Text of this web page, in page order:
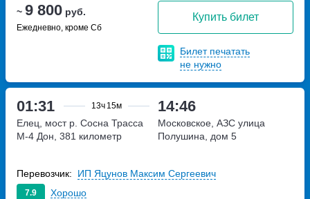
~ 9 800 руб.
Ежедневно, кроме Сб
Купить билет
Билет печатать
не нужно
01:31 13ч 15м 14:46
Елец, мост р. Сосна Трасса
М-4 Дон, 381 километр
Московское, АЗС улица
Полушина, дом 5
7.9 Хорошо
Перевозчик: ИП Яцунов Максим Сергеевич